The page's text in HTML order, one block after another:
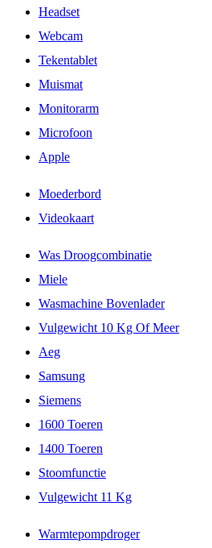
Headset
Webcam
Tekentablet
Muismat
Monitorarm
Microfoon
Apple
Moederbord
Videokaart
Was Droogcombinatie
Miele
Wasmachine Bovenlader
Vulgewicht 10 Kg Of Meer
Aeg
Samsung
Siemens
1600 Toeren
1400 Toeren
Stoomfunctie
Vulgewicht 11 Kg
Warmtepompdroger